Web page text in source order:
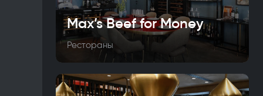
Max’s Beef for Money
Рестораны